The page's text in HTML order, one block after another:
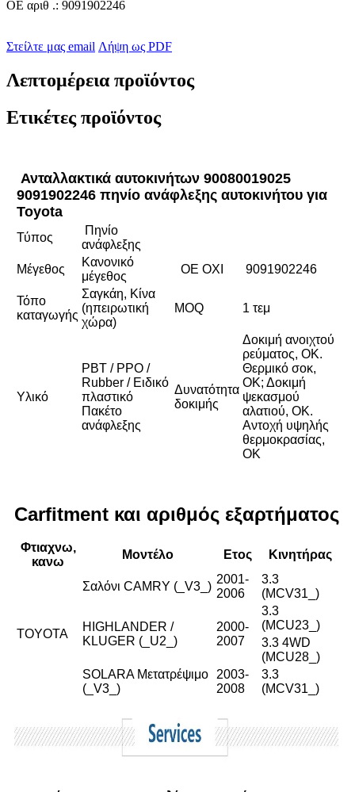
ΟΕ αριθ .: 9091902246
Στείλτε μας email Λήψη ως PDF
Λεπτομέρεια προϊόντος
Ετικέτες προϊόντος
Ανταλλακτικά αυτοκινήτων 90080019025
9091902246 πηνίο ανάφλεξης αυτοκινήτου για
Toyota
Τύπος
Πηνίο
ανάφλεξης
Μέγεθος
Κανονικό
μέγεθος
ΟΕ ΟΧΙ 9091902246
Τόπο
καταγωγής
Σαγκάη, Κίνα
(ηπειρωτική
χώρα)
MOQ 1 τεμ
Υλικό
PBT / PPO /
Rubber / Ειδικό
πλαστικό
Πακέτο
ανάφλεξης
Δυνατότητα
δοκιμής
Δοκιμή ανοιχτού
ρεύματος, ΟΚ.
Θερμικό σοκ,
ΟΚ; Δοκιμή
ψεκασμού
αλατιού, ΟΚ.
Αντοχή υψηλής
θερμοκρασίας,
ΟΚ
Carfitment και αριθμός εξαρτήματος
Φτιαχνω,
κανω
Μοντέλο Ετος Κινητήρας
TOYOTA
Σαλόνι CAMRY (_V3_)
2001-
2006
3.3
(MCV31_)
HIGHLANDER /
KLUGER (_U2_)
2000-
2007
3.3
(MCU23_)
3.3 4WD
(MCU28_)
SOLARA Μετατρέψιμο
(_V3_)
2003-
2008
3.3
(MCV31_)